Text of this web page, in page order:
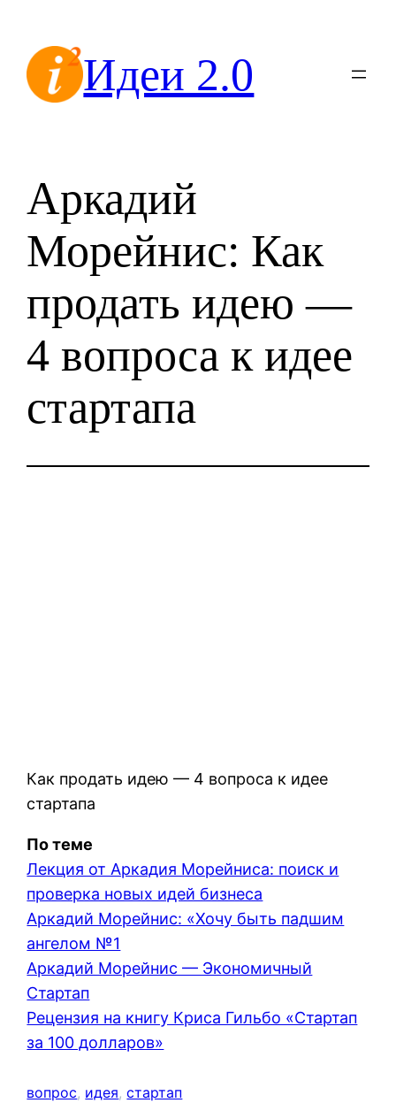
содержимомуИдеи 2.0
Аркадий
Морейнис: Как
продать идею —
4 вопроса к идее
стартапа
Как продать идею — 4 вопроса к идее
стартапа
По теме
Лекция от Аркадия Морейниса: поиск и
проверка новых идей бизнеса
Аркадий Морейнис: «Хочу быть падшим
ангелом №1
Аркадий Морейнис — Экономичный
Стартап
Рецензия на книгу Криса Гильбо «Стартап
за 100 долларов»
вопрос, идея, стартап